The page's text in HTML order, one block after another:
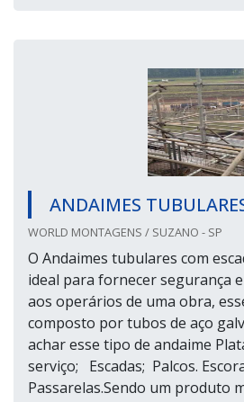
ANDAIMES
WORLD MONTAGENS / SUZANO - SP
O Andaimes tubulares com
ideal para fornecer segurança
aos operários de uma obra,
composto por tubos de aço
achar esse tipo de andaime
serviço; Escadas; Palcos.
Passarelas.Sendo um produto